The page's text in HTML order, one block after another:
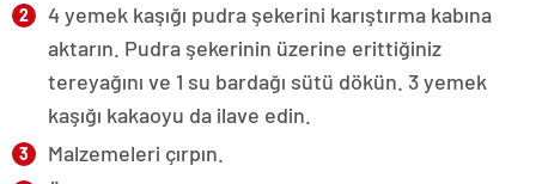
4 yemek kaşığı pudra şekerini karıştırma kabına
aktarın. Pudra şekerinin üzerine erittiğiniz
tereyağını ve 1 su bardağı sütü dökün. 3 yemek
kaşığı kakaoyu da ilave edin.
Malzemeleri çırpın.